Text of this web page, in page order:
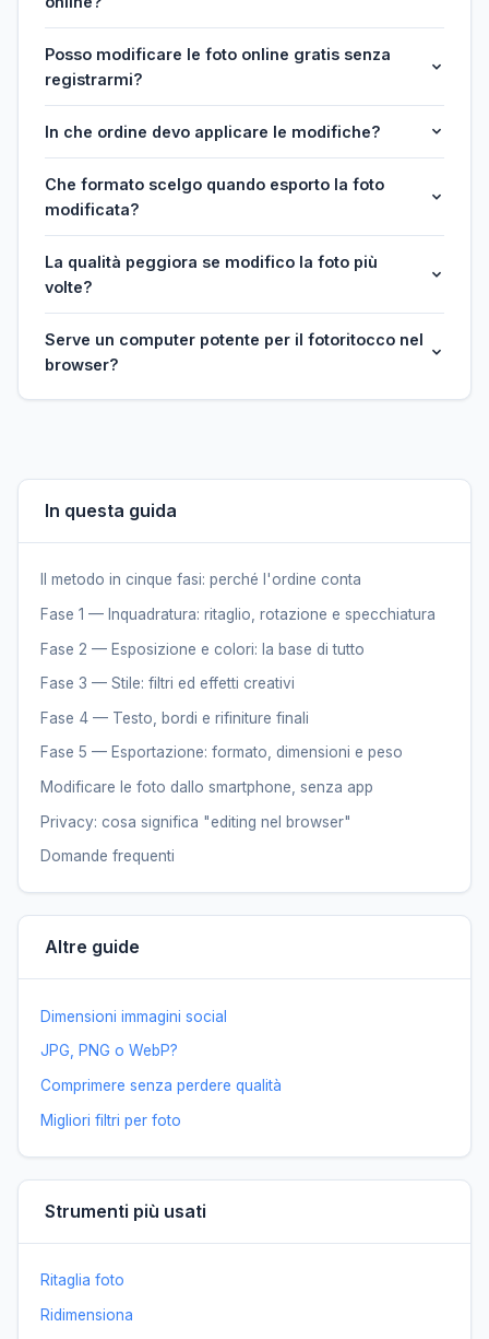
Posso modificare le foto online gratis senza
registrarmi?
In che ordine devo applicare le modifiche?
Che formato scelgo quando esporto la foto
modificata?
La qualità peggiora se modifico la foto più
volte?
Serve un computer potente per il fotoritocco nel
browser?
In questa guida
Il metodo in cinque fasi: perché l'ordine conta
Fase 1 — Inquadratura: ritaglio, rotazione e specchiatura
Fase 2 — Esposizione e colori: la base di tutto
Fase 3 — Stile: filtri ed effetti creativi
Fase 4 — Testo, bordi e rifiniture finali
Fase 5 — Esportazione: formato, dimensioni e peso
Modificare le foto dallo smartphone, senza app
Privacy: cosa significa "editing nel browser"
Domande frequenti
Altre guide
Dimensioni immagini social
JPG, PNG o WebP?
Comprimere senza perdere qualità
Migliori filtri per foto
Strumenti più usati
Ritaglia foto
Ridimensiona